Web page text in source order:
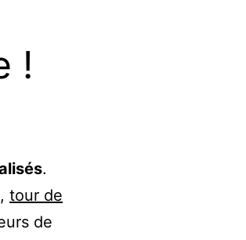
!
.
, tour de
de